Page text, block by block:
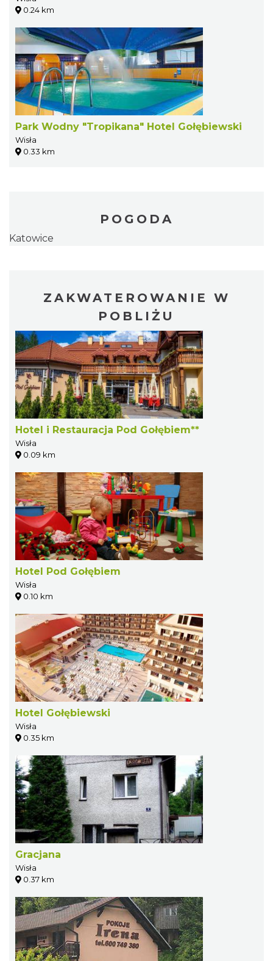
0.24 km
Park Wodny "Tropikana" Hotel Gołębiewski
Wisła
0.33 km
POGODA
Katowice
ZAKWATEROWANIE W
POBLIŻU
Hotel i Restauracja Pod Gołębiem**
Wisła
0.09 km
Hotel Pod Gołębiem
Wisła
0.10 km
Hotel Gołębiewski
Wisła
0.35 km
Gracjana
Wisła
0.37 km